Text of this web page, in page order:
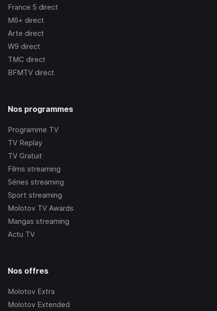
France 5 direct
M6+ direct
Arte direct
W9 direct
TMC direct
BFMTV direct
Nos programmes
Programme TV
TV Replay
TV Gratuit
Films streaming
Séries streaming
Sport streaming
Molotov TV Awards
Mangas streaming
Actu TV
Nos offres
Molotov Extra
Molotov Extended